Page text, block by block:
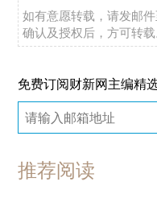
如有意愿转载，请发邮
确认及授权后，方可转载
免费订阅财新网主编精
推荐阅读